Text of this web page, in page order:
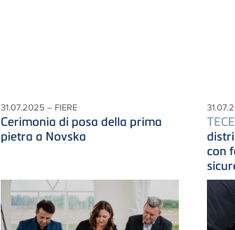
31.07.2025 – FIERE
Cerimonia di posa della prima
pietra a Novska
TECE
con